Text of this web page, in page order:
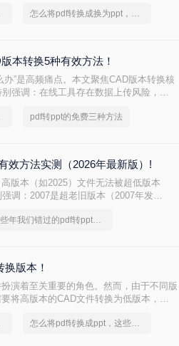
怎么将pdf转换成换为ppt，实用的方法来了
本转换5种有效方法！
”是高频痛点。本文聚焦CAD版本转换核
强调：在线工具存在数据上传风险，敏
pdf转ppt的免费三种方法
效方法实测（2026年最新版）!
版本（如2025）文件无法被超低版本
调：2007是超老旧版本（2007年发
您安全高效完成转换！那些年我们错过的pdf转ppt格式方法
版本！
演着至关重要的角色。然而，由于不同版
将高版本的CAD文件转换为低版本，以
问题。
怎么将pdf转换成ppt，这些方法可以帮到你